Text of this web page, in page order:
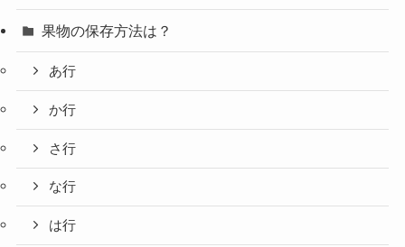
果物の保存方法は？
あ行
か行
さ行
な行
は行